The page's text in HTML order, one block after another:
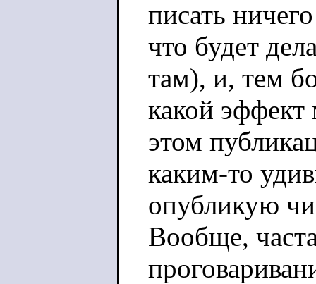
писать
что будет
там), и, тем
какой
этом
каким-то
опубликую
Вообще,